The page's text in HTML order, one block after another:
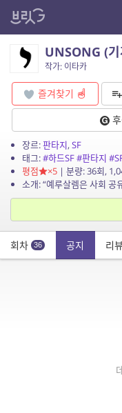
UNSONG (
작가: 이타카
즐겨찾기
후
장르:판타지,SF
태그:#하드SF#판타지
평점
×5| 분량: 36회,
회차 36 공지 리